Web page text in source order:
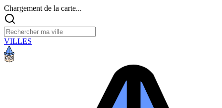
Chargement de la carte...
VILLES